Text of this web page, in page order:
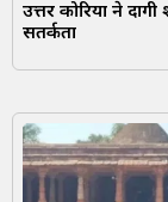
उत्तर कोरिया ने
सतर्कता